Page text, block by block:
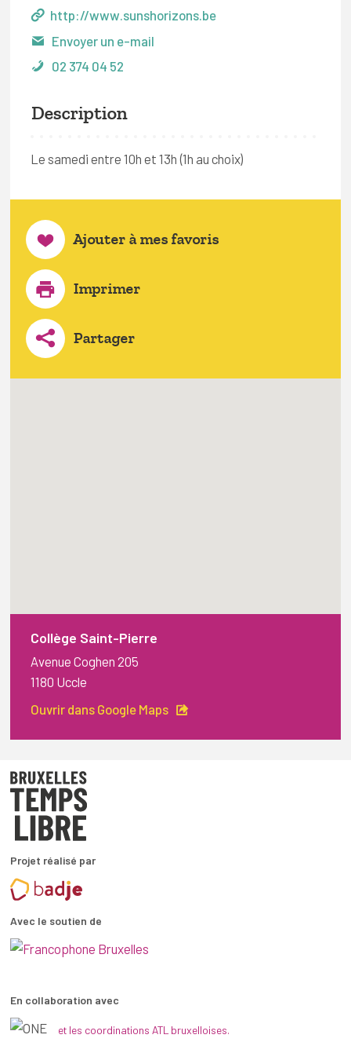
http://www.sunshorizons.be
Envoyer un e-mail
02 374 04 52
Description
Le samedi entre 10h et 13h (1h au choix)
Ajouter à mes favoris
Imprimer
Partager
Collège Saint-Pierre
Avenue Coghen 205
1180 Uccle
Ouvrir dans Google Maps
Projet réalisé par
Avec le soutien de
En collaboration avec
et les coordinations ATL bruxelloises.